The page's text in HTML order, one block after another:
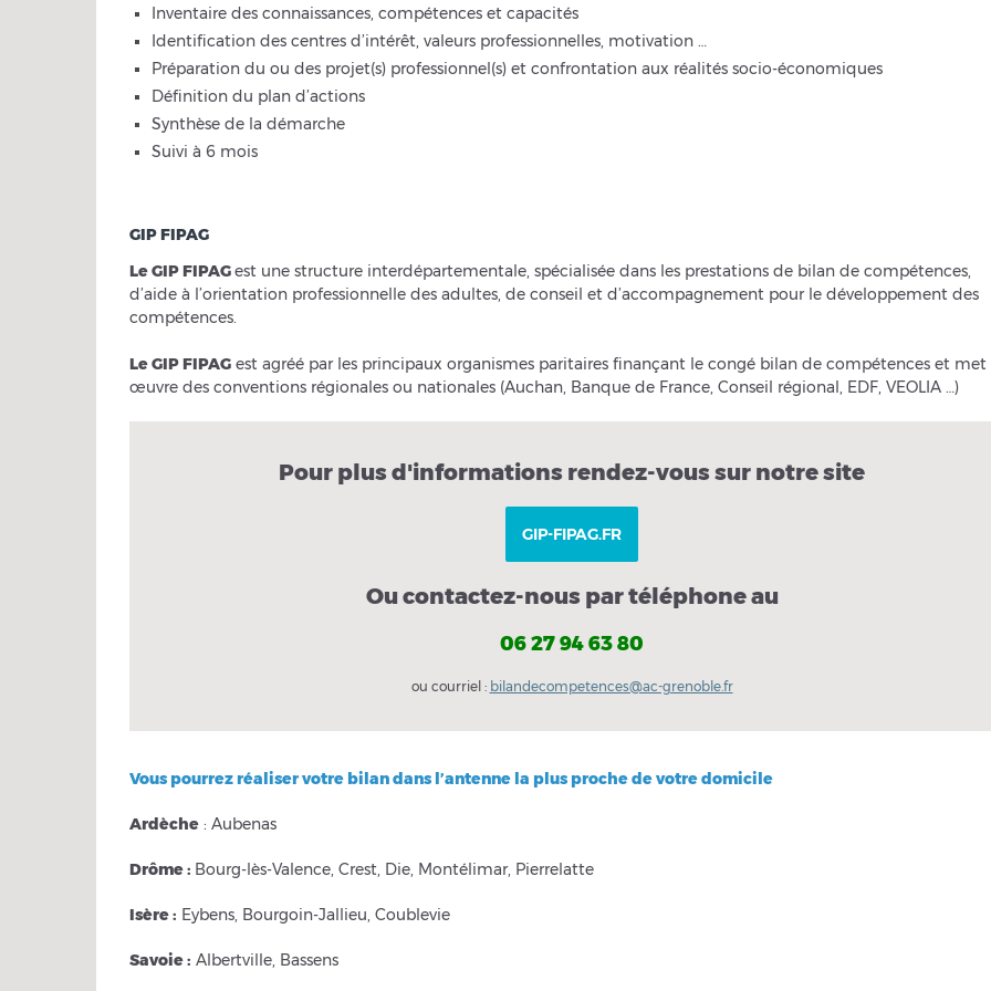
Inventaire des connaissances, compétences et capacités
Identification des centres d’intérêt, valeurs professionnelles, motivation …
Préparation du ou des projet(s) professionnel(s) et confrontation aux réalités socio-économiques
Définition du plan d’actions
Synthèse de la démarche
Suivi à 6 mois
GIP FIPAG
Le GIP FIPAGest une structure interdépartementale, spécialisée dans les prestations de bilan de compétences,
d’aide à l’orientation professionnelle des adultes, de conseil et d’accompagnement pour le développement des
compétences.
Le GIP FIPAG est agréé par les principaux organismes paritaires finançant le congé bilan de compétences et met
œuvre des conventions régionales ou nationales (Auchan, Banque de France, Conseil régional, EDF, VEOLIA …)
Pour plus d'informations rendez-vous sur notre site
GIP-FIPAG.FR
Ou contactez-nous par téléphone au
06 27 94 63 80
ou courriel : bilandecompetences@ac-grenoble.fr
Vous pourrez réaliser votre bilan dans l’antenne la plus proche de votre domicile
Ardèche : Aubenas
Drôme : Bourg-lès-Valence, Crest, Die, Montélimar, Pierrelatte
Isère : Eybens, Bourgoin-Jallieu, Coublevie
Savoie : Albertville, Bassens